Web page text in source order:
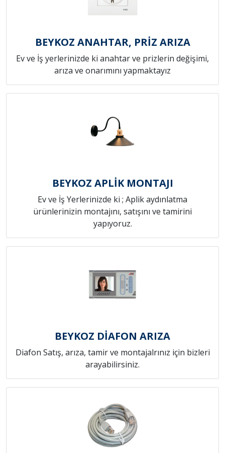
BEYKOZ ANAHTAR, PRİZ ARIZA
Ev ve İş yerlerinizde ki anahtar ve prizlerin değişimi,
arıza ve onarımını yapmaktayız
BEYKOZ APLİK MONTAJI
Ev ve İş Yerlerinizde ki ; Aplik aydınlatma
ürünlerinizin montajını, satışını ve tamirini
yapıyoruz.
BEYKOZ DİAFON ARIZA
Diafon Satış, arıza, tamir ve montajalrınız için bizleri
arayabilirsiniz.